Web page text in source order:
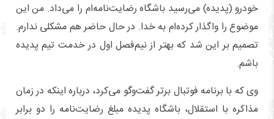
خودرو (پدیده)‌ می‌رسید باشگاه رضایت‌نامه‌ام را می‌داد. من این
موضوع را واگذار کرده‌ام به خدا. در حال حاضر هم مشکلی ندارم.
تصمیم بر این شد که بهتر از نیم‌فصل اول در خدمت تیم پدیده
باشم.
وی که با برنامه فوتبال برتر گفت‌وگو می‌کرد، درباره اینکه در زمان
مذاکره با استقلال، باشگاه پدیده مبلغ رضایت‌نامه را دو برابر